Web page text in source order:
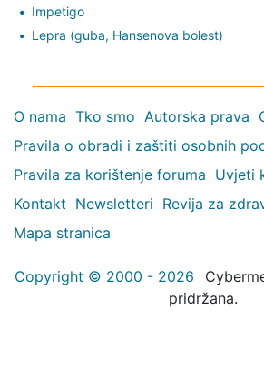
Impetigo
Lepra (guba, Hansenova bolest)
O nama Tko smo Autorska prava
Pravila o obradi i zaštiti osobnih
Pravila za korištenje foruma Uvjeti
Kontakt Newsletteri Revija za
Mapa stranica
Copyright © 2000 - 2026
pridržana.